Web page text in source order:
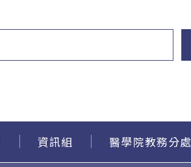
資訊組 醫學院教務分處